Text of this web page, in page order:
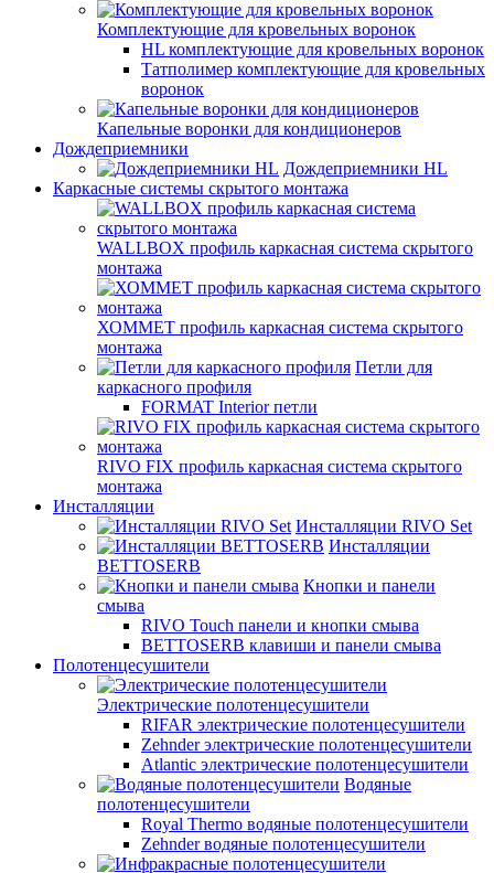
Комплектующие для кровельных воронок
HL комплектующие для кровельных воронок
Татполимер комплектующие для кровельных
воронок
Капельные воронки для кондиционеров
Дождеприемники
Дождеприемники HL
Каркасные системы скрытого монтажа
WALLBOX профиль каркасная система скрытого
монтажа
ХОММЕТ профиль каркасная система скрытого
монтажа
Петли для
каркасного профиля
FORMAT Interior петли
RIVO FIX профиль каркасная система скрытого
монтажа
Инсталляции
Инсталляции RIVO Set
Инсталляции
BETTOSERB
Кнопки и панели
смыва
RIVO Touch панели и кнопки смыва
BETTOSERB клавиши и панели смыва
Полотенцесушители
Электрические полотенцесушители
RIFAR электрические полотенцесушители
Zehnder электрические полотенцесушители
Atlantic электрические полотенцесушители
Водяные
полотенцесушители
Royal Thermo водяные полотенцесушители
Zehnder водяные полотенцесушители